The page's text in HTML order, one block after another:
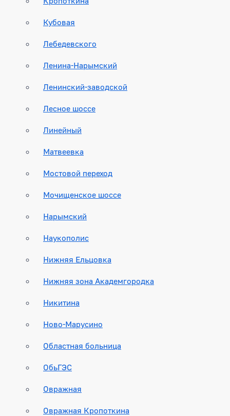
Кубовая
Лебедевского
Ленина-Нарымский
Ленинский-заводской
Лесное шоссе
Линейный
Матвеевка
Мостовой переход
Мочищенское шоссе
Нарымский
Наукополис
Нижняя Ельцовка
Нижняя зона Академгородка
Никитина
Ново-Марусино
Областная больница
ОбьГЭС
Овражная
Овражная Кропоткина